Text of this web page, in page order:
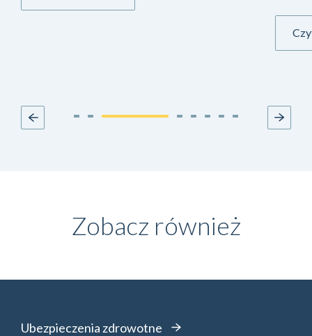
Zobacz również
Ubezpieczenia zdrowotne